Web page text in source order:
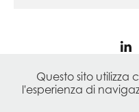
Gianni Mondini
Questo sito utilizza
l'esperienza di